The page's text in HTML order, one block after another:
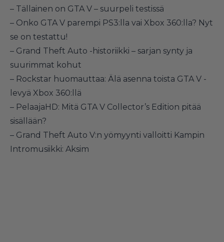
– Tällainen on GTA V – suurpeli testissä
– Onko GTA V parempi PS3:lla vai Xbox 360:lla? Nyt
se on testattu!
– Grand Theft Auto -historiikki – sarjan synty ja
suurimmat kohut
– Rockstar huomauttaa: Älä asenna toista GTA V -
levyä Xbox 360:llä
– PelaajaHD: Mitä GTA V Collector’s Edition pitää
sisällään?
– Grand Theft Auto V:n yömyynti valloitti Kampin
Intromusiikki: Aksim